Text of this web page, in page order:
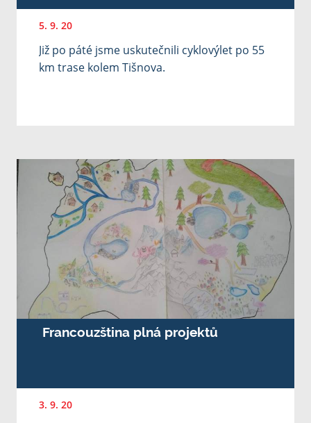
5. 9. 20
Již po páté jsme uskutečnili cyklovýlet po 55
km trase kolem Tišnova.
Francouzština plná projektů
3. 9. 20